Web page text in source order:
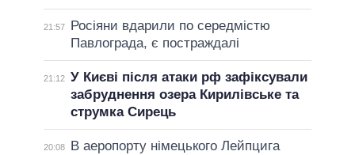
21:57
Росіяни вдарили по середмістю
Павлограда, є постраждалі
21:12 У Києві після атаки рф зафіксували
забруднення озера Кирилівське та
струмка Сирець
20:08
В аеропорту німецького Лейпцига